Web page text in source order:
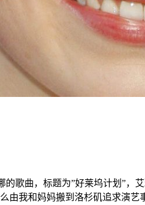
的歌曲，标题为”好莱坞计划”，
由我和妈妈搬到洛杉矶追求演